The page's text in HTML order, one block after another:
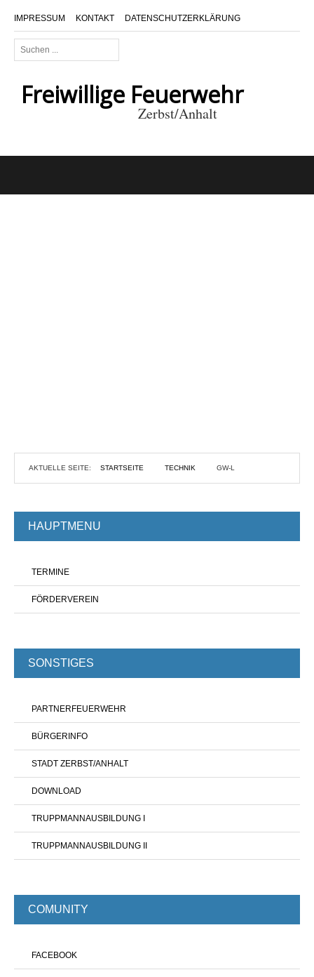
IMPRESSUM KONTAKT DATENSCHUTZERKLÄRUNG
Suchen
...
Freiwillige Feuerwehr
Zerbst/Anhalt
AKTUELLE SEITE: STARTSEITE TECHNIK GW-L
HAUPTMENU
TERMINE
FÖRDERVEREIN
SONSTIGES
PARTNERFEUERWEHR
BÜRGERINFO
STADT ZERBST/ANHALT
DOWNLOAD
TRUPPMANNAUSBILDUNG I
TRUPPMANNAUSBILDUNG II
COMUNITY
FACEBOOK